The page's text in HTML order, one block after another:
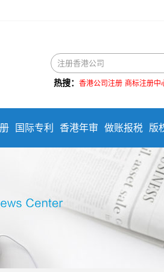
热搜： 香港公司注册 商标注册中
国际专利 香港年审 做账报税 版